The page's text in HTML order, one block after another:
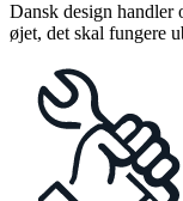
Dansk design handler
øjet, det skal fungere